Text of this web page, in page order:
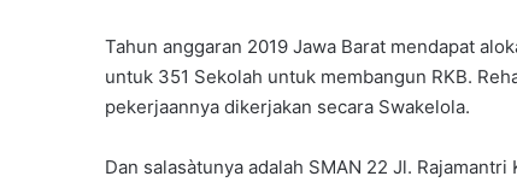
Tahun anggaran 2019 Jawa Barat mendapat
untuk 351 Sekolah untuk membangun RKB.
pekerjaannya dikerjakan secara Swakelola.
Dan salasàtunya adalah SMAN 22 Jl. Rajamantri